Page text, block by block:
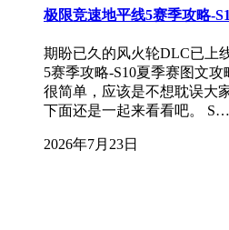
极限竞速地平线5赛季攻略-
期盼已久的风火轮DLC已上
5赛季攻略-S10夏季赛图文
很简单，应该是不想耽误大
下面还是一起来看看吧。 S…
2026年7月23日